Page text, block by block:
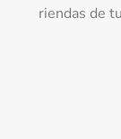
riendas de